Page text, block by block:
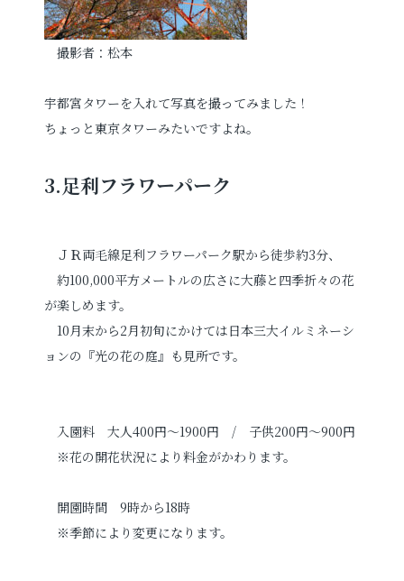
撮影者：松本
宇都宮タワーを入れて写真を撮ってみました！
ちょっと東京タワーみたいですよね。
3.足利フラワーパーク
ＪＲ両毛線足利フラワーパーク駅から徒歩約3分、
約100,000平方メートルの広さに大藤と四季折々の花
が楽しめます。
10月末から2月初旬にかけては日本三大イルミネーシ
ョンの『光の花の庭』も見所です。
入園料 大人400円～1900円 / 子供200円～900円
※花の開花状況により料金がかわります。
開園時間 9時から18時
※季節により変更になります。